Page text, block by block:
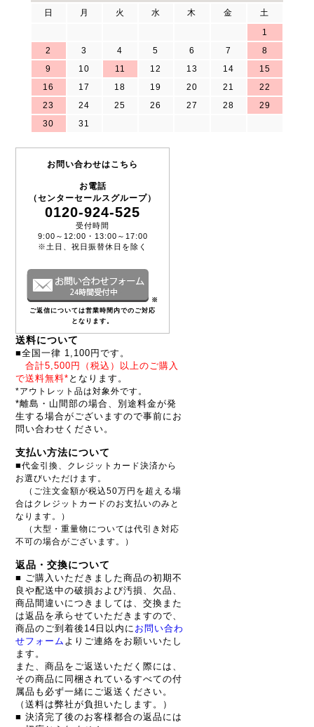
日 月 火 水 木 金
土
1
2
3 4 5 6 7
8
9
10 11 12 13 14
15
16
17 18 19 20 21
22
23
24 25 26 27 28
29
30
31
お問い合わせはこちら
お電話
（センターセールスグループ）
0120-924-525
受付時間
9:00～12:00・13:00～17:00
※土日、祝日振替休日を除く
※
ご返信については営業時間内でのご対応
となります。
送料について
■全国一律 1,100円です。
合計5,500円（税込）以上のご購入
で送料無料* となります。
*アウトレット品は対象外です。
*離島・山間部の場合、別途料金が発
生する場合がございますので事前にお
問い合わせください。
支払い方法について
■代金引換、クレジットカード決済から
お選びいただけます。
（ご注文金額が税込50万円を超える場
合はクレジットカードのお支払いのみと
なります。）
（大型・重量物については代引き対応
不可の場合がございます。）
返品・交換について
■ ご購入いただきました商品の初期不
良や配送中の破損および汚損、欠品、
商品間違いにつきましては、交換また
は返品を承らせていただきますので、
商品のご到着後14日以内に お問い合わ
せフォーム よりご連絡をお願いいたし
ます。
また、商品をご返送いただく際には、
その商品に同梱されているすべての付
属品も必ず一緒にご返送ください。
（送料は弊社が負担いたします。）
■ 決済完了後のお客様都合の返品には